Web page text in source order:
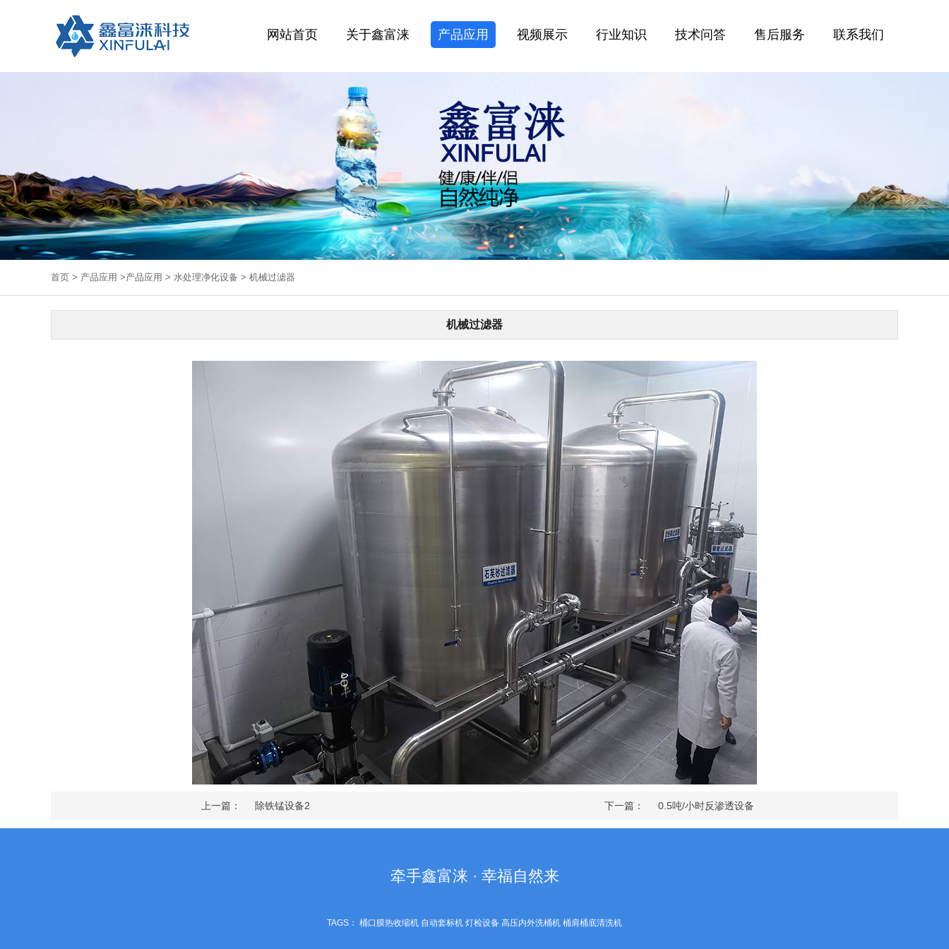
网站首页 关于鑫富涞 产品应用 视频展示 行业知识 技术问答 售后服务 联系我们
首页 > 产品应用 >产品应用 > 水处理净化设备 > 机械过滤器
机械过滤器
上一篇： 除铁锰设备2 下一篇： 0.5吨/小时反渗透设备
牵手鑫富涞 · 幸福自然来
TAGS： 桶口膜热收缩机 自动套标机 灯检设备 高压内外洗桶机 桶肩桶底清洗机